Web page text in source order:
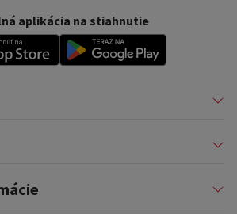
aplikácia na stiahnutie